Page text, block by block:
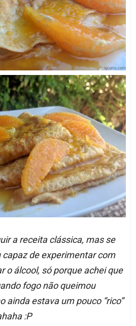
a receita clássica, mas se
capaz de experimentar com
o álcool, só porque achei que
fogo não queimou
ainda estava um pouco “rico”
:P